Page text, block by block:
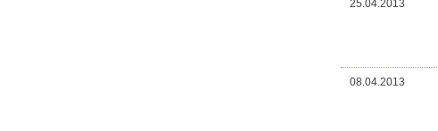
25.04.2013
08.04.2013